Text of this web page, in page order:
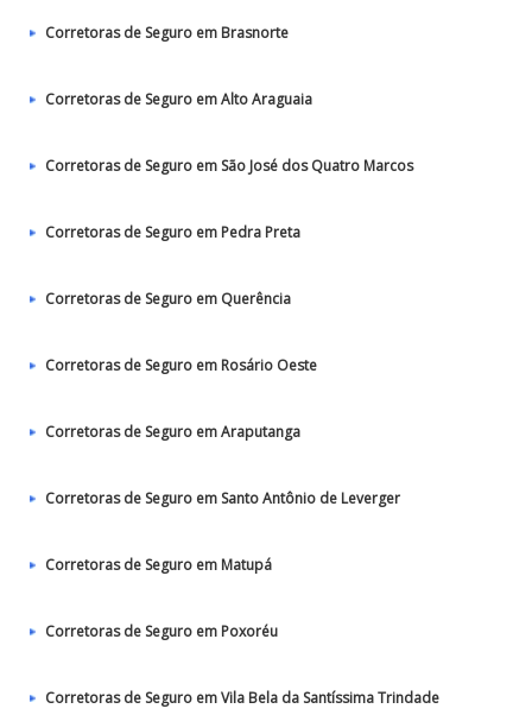
Corretoras de Seguro em Brasnorte
Corretoras de Seguro em Alto Araguaia
Corretoras de Seguro em São José dos Quatro Marcos
Corretoras de Seguro em Pedra Preta
Corretoras de Seguro em Querência
Corretoras de Seguro em Rosário Oeste
Corretoras de Seguro em Araputanga
Corretoras de Seguro em Santo Antônio de Leverger
Corretoras de Seguro em Matupá
Corretoras de Seguro em Poxoréu
Corretoras de Seguro em Vila Bela da Santíssima Trindade